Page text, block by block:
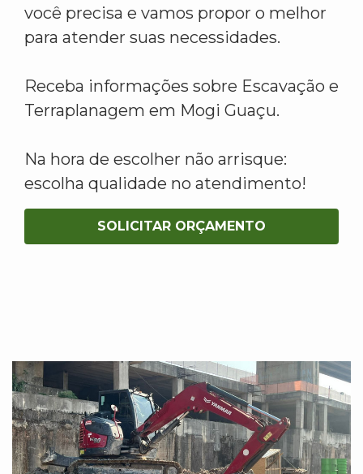
você precisa e vamos propor o melhor
para atender suas necessidades.
Receba informações sobre Escavação e
Terraplanagem em Mogi Guaçu.
Na hora de escolher não arrisque:
escolha qualidade no atendimento!
SOLICITAR ORÇAMENTO